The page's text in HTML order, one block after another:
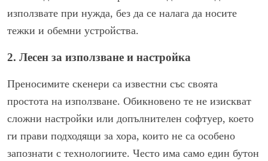
използвате при нужда, без да се налага да носите
тежки и обемни устройства.
2. Лесен за използване и настройка
Преносимите скенери са известни със своята
простота на използване. Обикновено те не изискват
сложни настройки или допълнителен софтуер, което
ги прави подходящи за хора, които не са особено
запознати с технологиите. Често има само един бутон